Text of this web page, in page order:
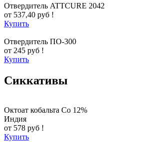
Отвердитель ATTCURE 2042
от 537,40 руб !
Купить
Отвердитель ПО-300
от 245 руб !
Купить
Сиккативы
Октоат кобальта Co 12%
Индия
от 578 руб !
Купить